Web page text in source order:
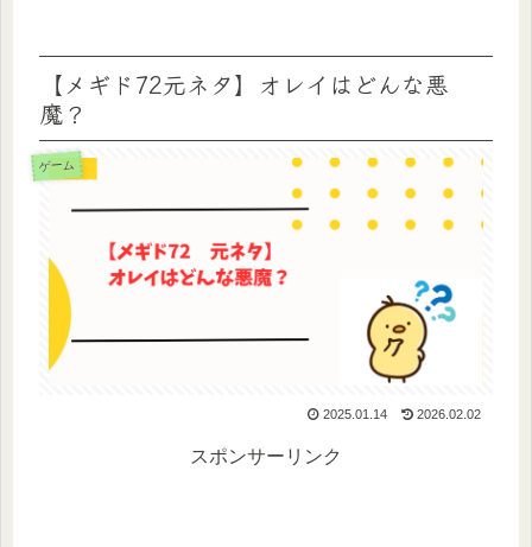
【メギド72元ネタ】オレイはどんな悪
魔？
ゲーム
2025.01.14 2026.02.02
スポンサーリンク